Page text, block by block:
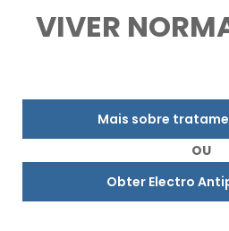
VIVER
Mais sobre
OU
Obter Electro